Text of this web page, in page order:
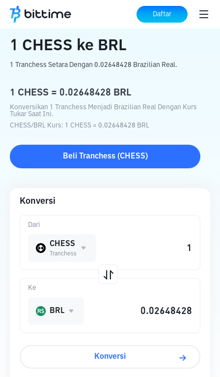
Daftar
Beranda Konverter Kripto CHESS BRL
1 CHESS ke BRL
1 Tranchess Setara Dengan 0.02648428 Brazilian Real.
1 CHESS = 0.02648428 BRL
Konversikan 1 Tranchess Menjadi Brazilian Real Dengan Kurs
Tukar Saat Ini.
CHESS/BRL Kurs: 1 CHESS = 0.02648428 BRL
Beli Tranchess(CHESS)
Konversi
Dari
CHESS
Tranchess
Ke
BRL
Konversi